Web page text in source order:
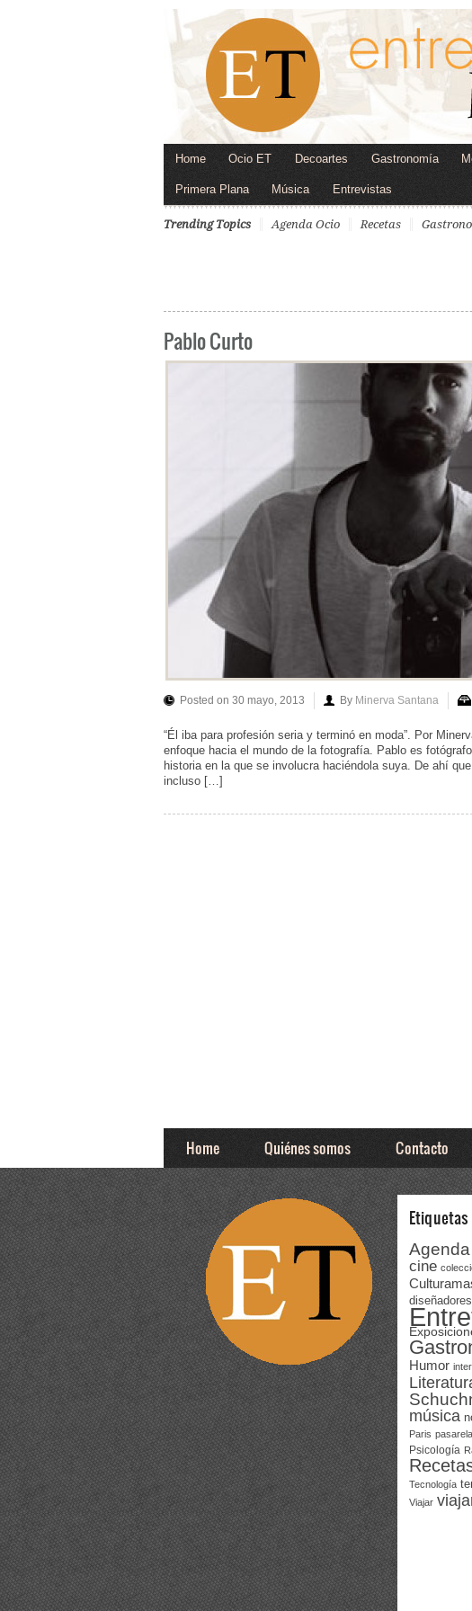
Home Ocio ET Decoartes Gastronomía
Primera Plana Música Entrevistas
Trending Topics Agenda Ocio Recetas
Pablo Curto
Posted on 30 mayo, 2013 By Minerva Santana
“Él iba para profesión seria y terminó en moda”. Por
enfoque hacia el mundo de la fotografía. Pablo es
historia en la que se involucra haciéndola suya. De ahí
incluso […]
Home Quiénes somos Contacto
Etiquetas
cine
diseñadores
Humor
música
Paris
Psicología
Tecnología
Viajar